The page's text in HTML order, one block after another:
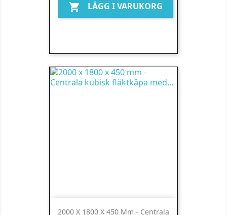
 LÄGG I VARUKORG
2000 X 1800 X 450 Mm - Centrala